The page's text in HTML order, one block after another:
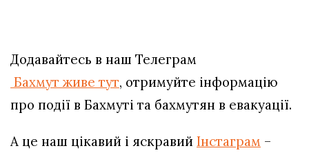
Додавайтесь в наш Телеграм
Бахмут живе тут, отримуйте інформацію
про події в Бахмуті та бахмутян в евакуації.
А це наш цікавий і яскравий Інстаграм –